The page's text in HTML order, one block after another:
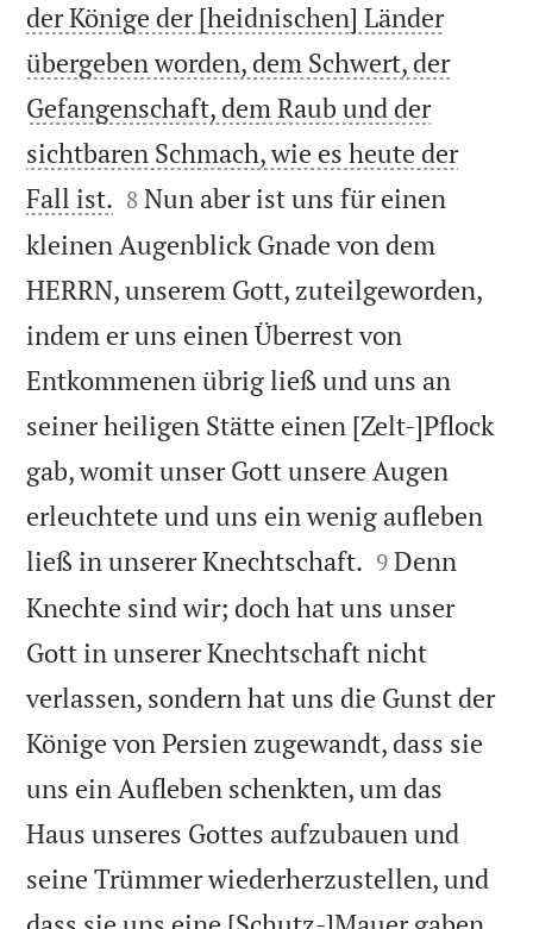
der Könige der [heidnischen] Länder
übergeben worden, dem Schwert, der
Gefangenschaft, dem Raub und der
sichtbaren Schmach, wie es heute der
Fall ist. 

8 Nun aber ist uns für einen
kleinen Augenblick Gnade von dem
HERRN, unserem Gott, zuteilgeworden,
indem er uns einen Überrest von
Entkommenen übrig ließ und uns an
seiner heiligen Stätte einen [Zelt-]Pflock
gab, womit unser Gott unsere Augen
erleuchtete und uns ein wenig aufleben
ließ in unserer Knechtschaft. 

9 Denn
Knechte sind wir; doch hat uns unser
Gott in unserer Knechtschaft nicht
verlassen, sondern hat uns die Gunst der
Könige von Persien zugewandt, dass sie
uns ein Aufleben schenkten, um das
Haus unseres Gottes aufzubauen und
seine Trümmer wiederherzustellen, und